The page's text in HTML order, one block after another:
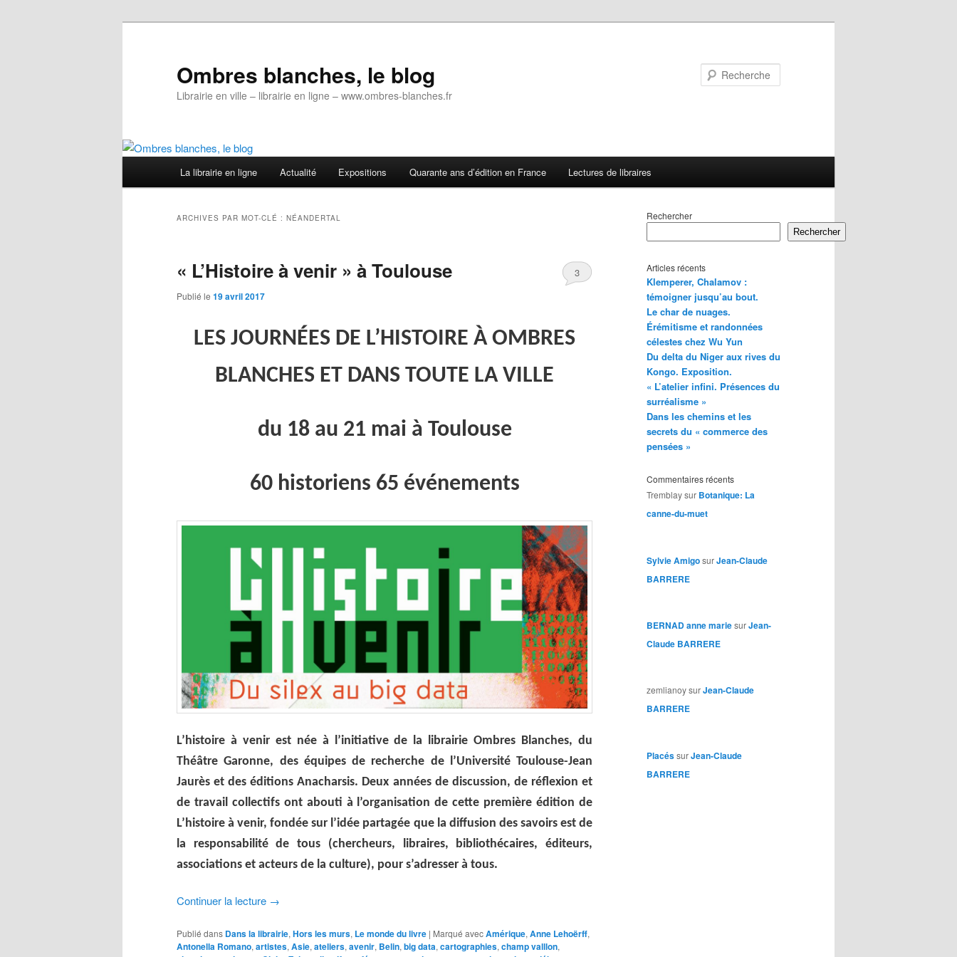
Ombres blanches, le blog
Librairie en ville – librairie en ligne – www.ombres-blanches.fr
La librairie en ligne Actualité Expositions Quarante ans d’édition en France Lectures de libraires
ARCHIVES PAR MOT-CLÉ : NÉANDERTAL
« L’Histoire à venir » à Toulouse
Publié le 19 avril 2017
3
LES JOURNÉES DE L’HISTOIRE ÀOMBRES
BLANCHES ET DANS TOUTE LA VILLE
du 18 au 21 mai à Toulouse
60 historiens 65 événements
L’histoire à venir est née à l’initiative de la librairie Ombres Blanches, du
Théâtre Garonne, des équipes de recherche de l’Université Toulouse-Jean
Jaurès et des éditions Anacharsis. Deux années de discussion, de réflexion et
de travail collectifs ont abouti à l’organisation de cette première édition de
L’histoire à venir, fondée sur l’idée partagée que la diffusion des savoirs est de
la responsabilité de tous (chercheurs, libraires, bibliothécaires, éditeurs,
associations et acteurs de la culture), pour s’adresser à tous.
Continuer la lecture →
Publié dans Dans la librairie, Hors les murs, Le monde du livre | Marqué avecAmérique, Anne Lehoërff,
Antonella Romano, artistes, Asie, ateliers, avenir, Belin, big data, cartographies, champ valllon,
Rechercher
Rechercher
Articles récents
Klemperer, Chalamov :
témoigner jusqu’au bout.
Le char de nuages.
Érémitisme et randonnées
célestes chez Wu Yun
Du delta du Niger aux rives du
Kongo. Exposition.
« L’atelier infini. Présences du
surréalisme »
Dans les chemins et les
secrets du « commerce des
pensées »
Commentaires récents
Tremblaysur Botanique: La
canne-du-muet
Sylvie AmigosurJean-Claude
BARRERE
BERNAD anne mariesurJean-
Claude BARRERE
zemlianoysurJean-Claude
BARRERE
PlacéssurJean-Claude
BARRERE